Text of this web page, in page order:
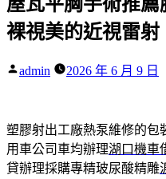
裸視美的近視雷射
作
admin 2026 年 6 月 9 日
塑膠射出工廠熱泵維修的包
用車公司車均辦理湖口機車
貸辦理採購專精玻尿酸‬精雕